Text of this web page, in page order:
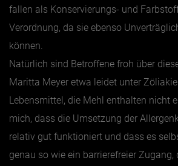
fallen als Konservierungs- und
Verordnung, da sie ebenso
können.
Natürlich sind Betroffene froh über
Maritta Meyer etwa leidet unter
Lebensmittel, die Mehl enthalten nicht
mich, dass die Umsetzung der
relativ gut funktioniert und dass es
genau so wie ein barrierefreier